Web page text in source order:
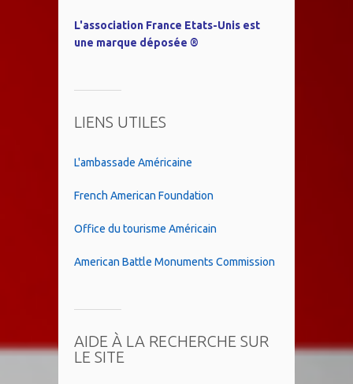
L'association France Etats-Unis est
une marque déposée ®
LIENS UTILES
L'ambassade Américaine
French American Foundation
Office du tourisme Américain
American Battle Monuments Commission
AIDE À LA RECHERCHE SUR
LE SITE